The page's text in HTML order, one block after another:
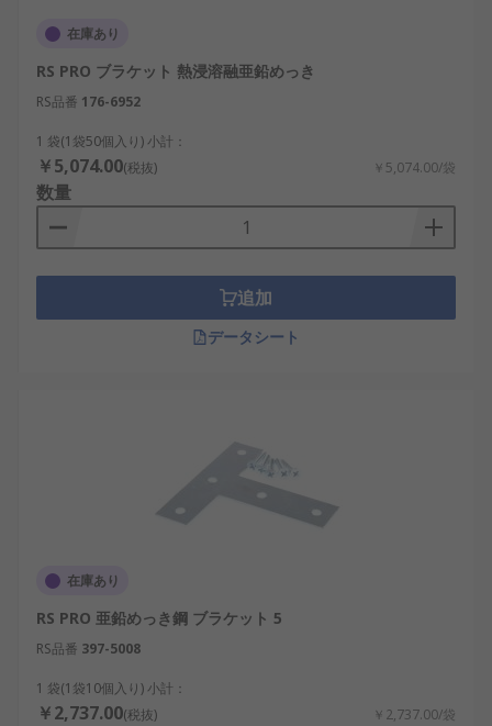
在庫あり
RS PRO ブラケット 熱浸溶融亜鉛めっき
RS品番 176-6952
1 袋(1袋50個入り) 小計：
￥5,074.00(税抜) ￥5,074.00/袋
数量
追加
データシート
在庫あり
RS PRO 亜鉛めっき鋼 ブラケット 5
RS品番 397-5008
1 袋(1袋10個入り) 小計：
￥2,737.00(税抜) ￥2,737.00/袋